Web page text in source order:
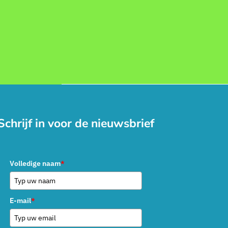
in voor de nieuwsbrief
Volledige naam*
E-mail*